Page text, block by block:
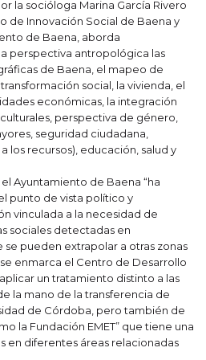
la socióloga Marina García Rivero
de Innovación Social de Baena y
de Baena, aborda
perspectiva antropológica las
de Baena, el mapeo de
social, la vivienda, el
económicas, la integración
perspectiva de género,
seguridad ciudadana,
los recursos), educación, salud y
Ayuntamiento de Baena “ha
punto de vista político y
vinculada a la necesidad de
sociales detectadas en
pueden extrapolar a otras zonas
enmarca el Centro de Desarrollo
un tratamiento distinto a las
la mano de la transferencia de
de Córdoba, pero también de
la Fundación EMET” que tiene una
en diferentes áreas relacionadas